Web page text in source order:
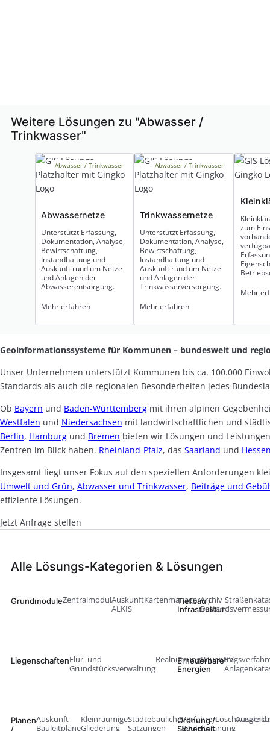
Weitere Lösungen zu "Abwasser /
Trinkwasser"
Abwassernetze
Unterstützt Erfassung,
Dokumentation, Analyse,
Bewirtschaftung,
Instandhaltung und
Auskunft rund um Netze
und Anlagen der
Abwasserentsorgung.
Mehr erfahren
Abwasser / Trinkwasser
Trinkwassernetze
Unterstützt Erfassung,
Dokumentation, Analyse,
Bewirtschaftung,
Instandhaltung und
Auskunft rund um Netze
und Anlagen der
Trinkwasserversorgung.
Mehr erfahren
Abwasser / Trinkwasser
zum
Mehr
Geoinformationssysteme für Kommunen – bundesweit und
Unser Unternehmen unterstützt Kommunen bis ca. 100.000
Standards als auch die regionalen Besonderheiten jedes
Ob Bayern und Baden-Württemberg mit ihren alpinen
Westfalen und Niedersachsen mit landwirtschaftlichen und
Berlin, Hamburg und Bremen bieten wir Lösungen und
Zentren im Blick haben. Rheinland-Pfalz, das Saarland und
Insgesamt liegt unser Fokus auf den speziellen Anforderungen
Umwelt und Grün, Abwasser und Trinkwasser, Beiträge und
effiziente Lösungen.
Jetzt Anfrage stellen
Alle Lösungs-Kategorien & Lösungen
GrundmoduleZentralmodulAuskunft
ALKIS
KartenmanagerArchiv
LiegenschaftenFlur- und
Grundstücksverwaltung
Realnutzung
Planen
/
Auskunft
Bauleitpläne
Kleinräumige
Gliederung
Städtebauliche
Satzungen
Verfahren
Bauleitplanung
Tiefbau /
Infrastruktur
Erneuerbare
Energien
PV-
Ordnung /
Sicherheit